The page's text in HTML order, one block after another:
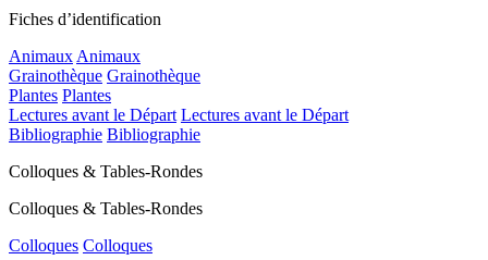
Fiches d’identification
Animaux Animaux
Grainothèque Grainothèque
Plantes Plantes
Lectures avant le Départ Lectures avant le Départ
Bibliographie Bibliographie
Colloques & Tables-Rondes
Colloques & Tables-Rondes
Colloques Colloques